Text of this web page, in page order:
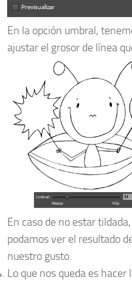
En la opción umbral,
ajustar el grosor de línea
En caso de no estar
podamos ver el resultado
nuestro gusto.
Lo que nos queda es